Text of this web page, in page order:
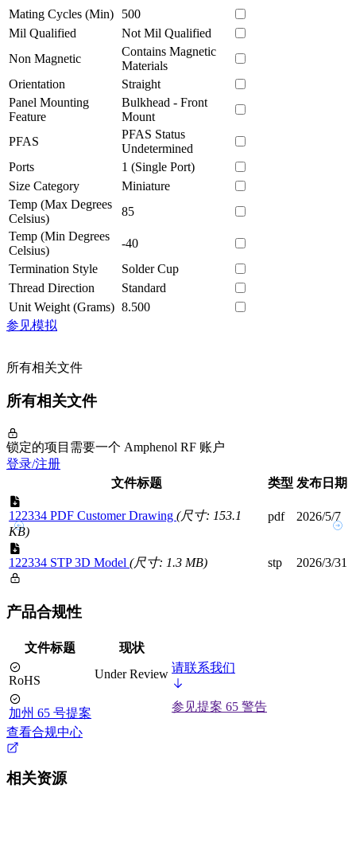
Mating Cycles (Min)
500
Mil Qualified
Not Mil Qualified
Non Magnetic
Contains Magnetic
Materials
Orientation
Straight
Panel Mounting
Feature
Bulkhead - Front
Mount
PFAS
PFAS Status
Undetermined
Ports
1 (Single Port)
Size Category
Miniature
Temp (Max Degrees
Celsius)
85
Temp (Min Degrees
Celsius)
-40
Termination Style
Solder Cup
Thread Direction
Standard
Unit Weight (Grams) 8.500
参见模拟
所有相关文件
所有相关文件
锁定的项目需要一个 Amphenol RF 账户
登录/注册
文件标题
类型 发布日期
122334 PDF Customer Drawing (尺寸: 153.1
KB)
pdf 2026/5/7
122334 STP 3D Model (尺寸: 1.3 MB) stp 2026/3/31
产品合规性
文件标题 现状
RoHS Under Review 请联系我们
加州 65 号提案
参见提案 65 警告
查看合规中心
相关资源